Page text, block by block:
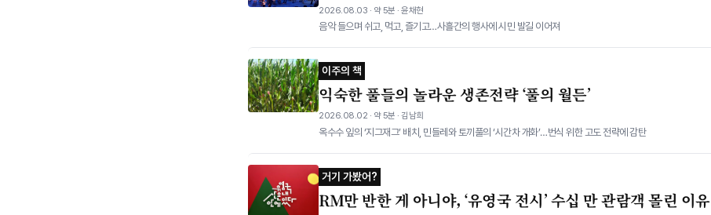
2026.08.03 · 약 5분 · 윤채현
음악 들으며 쉬고, 먹고, 즐기고…사흘간의 행사에 시민 발길 이어져
이주의 책
익숙한 풀들의 놀라운 생존전략 ‘풀의 월든’
2026.08.02 · 약 5분 · 김남희
옥수수 잎의 ‘지그재그’ 배치, 민들레와 토끼풀의 ‘시간차 개화’…번식 위한 고도 전략에 감탄
거기 가봤어?
RM만 반한 게 아니야, ‘유영국 전시’ 수십 만 관람객 몰린 이유